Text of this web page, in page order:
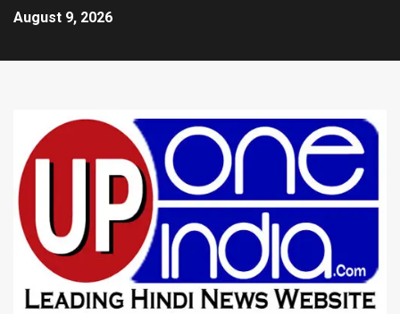
August 9, 2026